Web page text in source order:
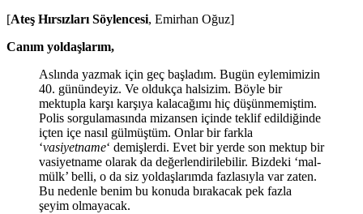
[Ateş Hırsızları Söylencesi, Emirhan Oğuz]
Canım yoldaşlarım,
Aslında yazmak için geç başladım. Bugün eylemimizin
40. günündeyiz. Ve oldukça halsizim. Böyle bir
mektupla karşı karşıya kalacağımı hiç düşünmemiştim.
Polis sorgulamasında mizansen içinde teklif edildiğinde
içten içe nasıl gülmüştüm. Onlar bir farkla
‘vasiyetname‘ demişlerdi. Evet bir yerde son mektup bir
vasiyetname olarak da değerlendirilebilir. Bizdeki ‘mal-
mülk’ belli, o da siz yoldaşlarımda fazlasıyla var zaten.
Bu nedenle benim bu konuda bırakacak pek fazla
şeyim olmayacak.